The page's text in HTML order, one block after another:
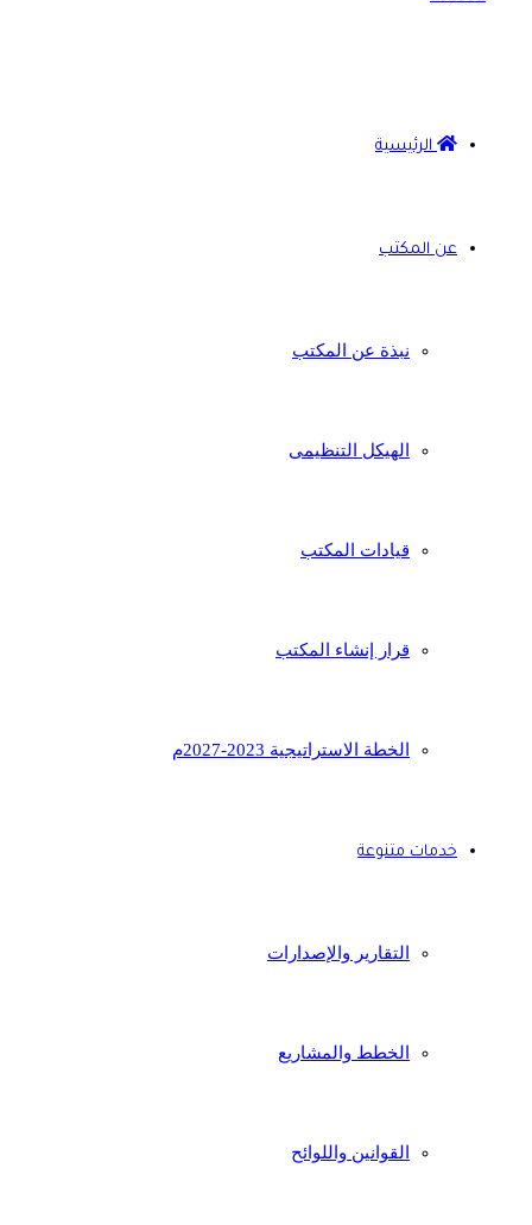
الرئيسية
عن المكتب
نبذة عن المكتب
الهيكل التنظيمى
قيادات المكتب
قرار إنشاء المكتب
الخطة الاستراتيجية 2023-2027م
خدمات متنوعة
التقارير والإصدارات
الخطط والمشاريع
القوانين واللوائح